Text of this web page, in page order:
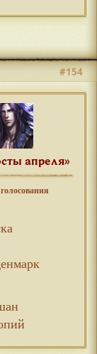
#154
апреля»